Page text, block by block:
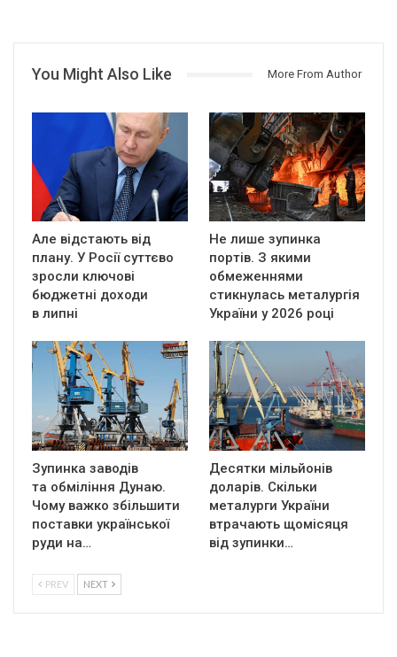
You Might Also Like More From Author
Але відстають від
плану. У Росії суттєво
зросли ключові
бюджетні доходи
в липні
Не лише зупинка
портів. З якими
обмеженнями
стикнулась металургія
України у 2026 році
Зупинка заводів
та обміління Дунаю.
Чому важко збільшити
поставки української
руди на…
Десятки мільйонів
доларів. Скільки
металурги України
втрачають щомісяця
від зупинки…
PREV NEXT